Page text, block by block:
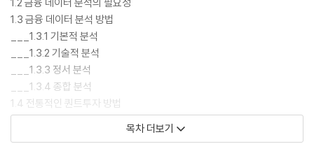
1.3 금융 데이터 분석 방법
___1.3.1 기본적 분석
___1.3.2 기술적 분석
___1.3.3 정서 분석
___1.3.4 종합 분석
1.4 전통적인 퀀트투자 방법
___1.4.1 퀀트투자 역사
___1.4.2 저 PER+저 PBR+저 PCR 전략
목차 더보기